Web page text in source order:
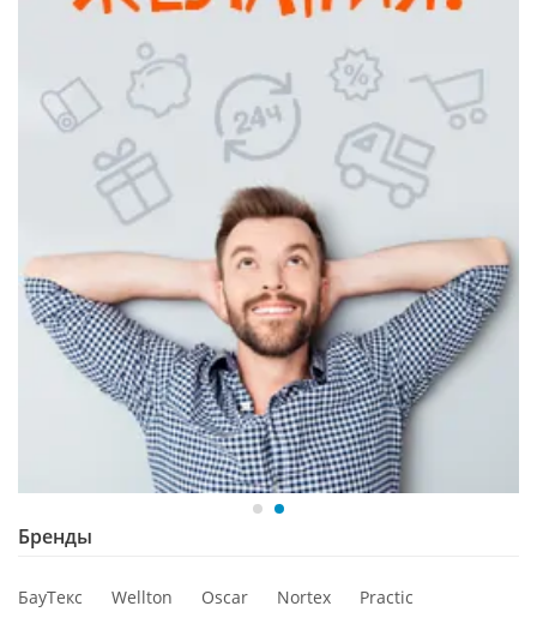
Бренды
БауТекс Wellton Oscar Nortex
Practic